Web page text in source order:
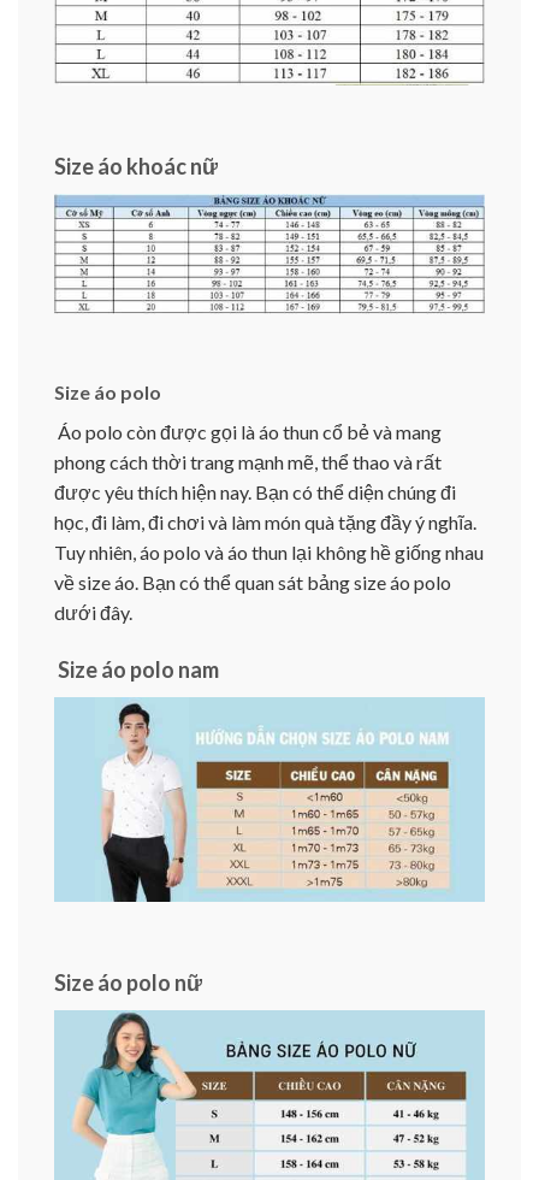
Size áo khoác nữ
Size áo polo
Áo polo còn được gọi là áo thun cổ bẻ và mang
phong cách thời trang mạnh mẽ, thể thao và rất
được yêu thích hiện nay. Bạn có thể diện chúng đi
học, đi làm, đi chơi và làm món quà tặng đầy ý nghĩa.
Tuy nhiên, áo polo và áo thun lại không hề giống nhau
về size áo. Bạn có thể quan sát bảng size áo polo
dưới đây.
Size áo polo nam
Size áo polo nữ